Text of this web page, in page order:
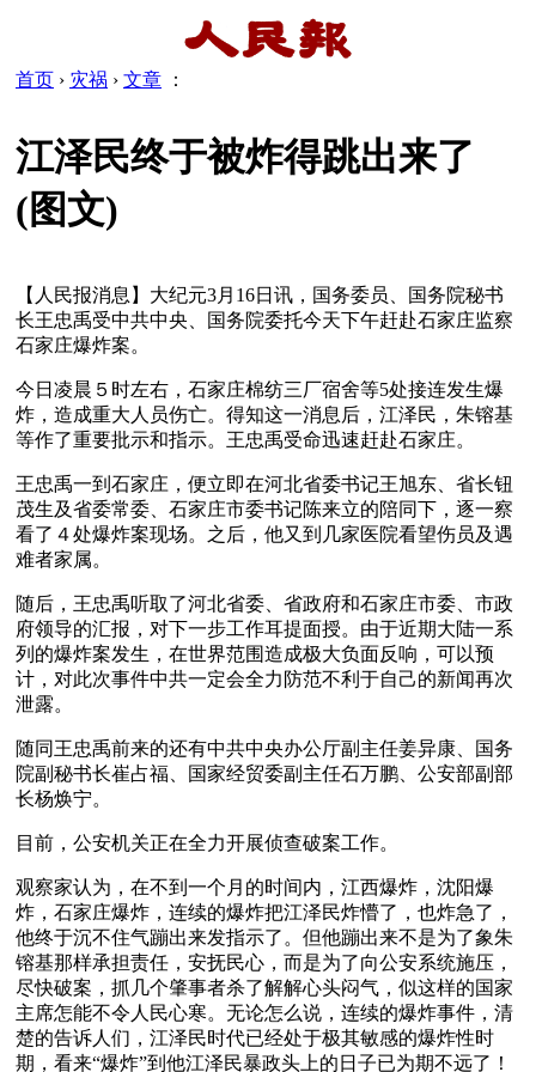
首页 › 灾祸 › 文章 ：
江泽民终于被炸得跳出来了
(图文)
【人民报消息】大纪元3月16日讯，国务委员、国务院秘书
长王忠禹受中共中央、国务院委托今天下午赶赴石家庄监察
石家庄爆炸案。
今日凌晨５时左右，石家庄棉纺三厂宿舍等5处接连发生爆
炸，造成重大人员伤亡。得知这一消息后，江泽民，朱镕基
等作了重要批示和指示。王忠禹受命迅速赶赴石家庄。
王忠禹一到石家庄，便立即在河北省委书记王旭东、省长钮
茂生及省委常委、石家庄市委书记陈来立的陪同下，逐一察
看了４处爆炸案现场。之后，他又到几家医院看望伤员及遇
难者家属。
随后，王忠禹听取了河北省委、省政府和石家庄市委、市政
府领导的汇报，对下一步工作耳提面授。由于近期大陆一系
列的爆炸案发生，在世界范围造成极大负面反响，可以预
计，对此次事件中共一定会全力防范不利于自己的新闻再次
泄露。
随同王忠禹前来的还有中共中央办公厅副主任姜异康、国务
院副秘书长崔占福、国家经贸委副主任石万鹏、公安部副部
长杨焕宁。
目前，公安机关正在全力开展侦查破案工作。
观察家认为，在不到一个月的时间内，江西爆炸，沈阳爆
炸，石家庄爆炸，连续的爆炸把江泽民炸懵了，也炸急了，
他终于沉不住气蹦出来发指示了。但他蹦出来不是为了象朱
镕基那样承担责任，安抚民心，而是为了向公安系统施压，
尽快破案，抓几个肇事者杀了解解心头闷气，似这样的国家
主席怎能不令人民心寒。无论怎么说，连续的爆炸事件，清
楚的告诉人们，江泽民时代已经处于极其敏感的爆炸性时
期，看来“爆炸”到他江泽民暴政头上的日子已为期不远了！